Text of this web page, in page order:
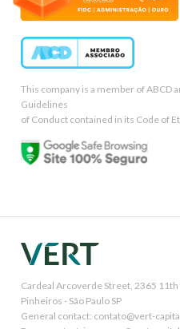
This company is a member of ABCD
Guidelines
of Conduct contained in its Code of
Cardeal Arcoverde Street, 2365
Pinheiros - São Paulo SP
General contact: contato@vert-